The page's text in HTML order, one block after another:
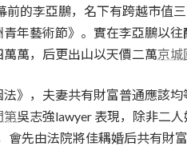
的李亞鵬，名下有跨越市值三
年藝術節》。實在李亞鵬以往
萬，后更出山以天價二萬京城
，夫妻共有財富普通應該均
第吳志強lawyer 表現，除非二人
會先由法院將佳耦婚后共有財